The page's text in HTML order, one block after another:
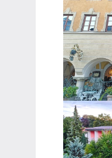
主
持、
吳
哥
窟
泰
國
旅